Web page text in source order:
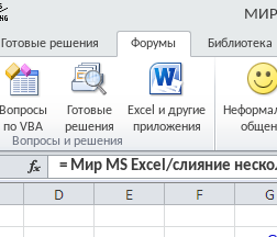
МИР
Готовые решения Форумы Библиотека
Вопросы
по VBA
Готовые
решения
Excel и другие
приложения
Вопросы и решения
= Мир MS Excel/слияние